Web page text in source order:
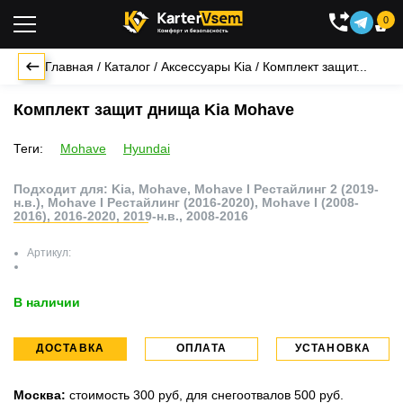

0
Главная / Каталог / Аксессуары Kia / Комплект защит...
Комплект защит днища Kia Mohave
Теги: Mohave Hyundai
Подходит для: Kia, Mohave, Mohave I Рестайлинг 2 (2019-
н.в.), Mohave I Рестайлинг (2016-2020), Mohave I (2008-
2016), 2016-2020, 2019-н.в., 2008-2016
Артикул:
В наличии
ДОСТАВКА ОПЛАТА УСТАНОВКА
Москва: стоимость 300 руб, для снегоотвалов 500 руб.